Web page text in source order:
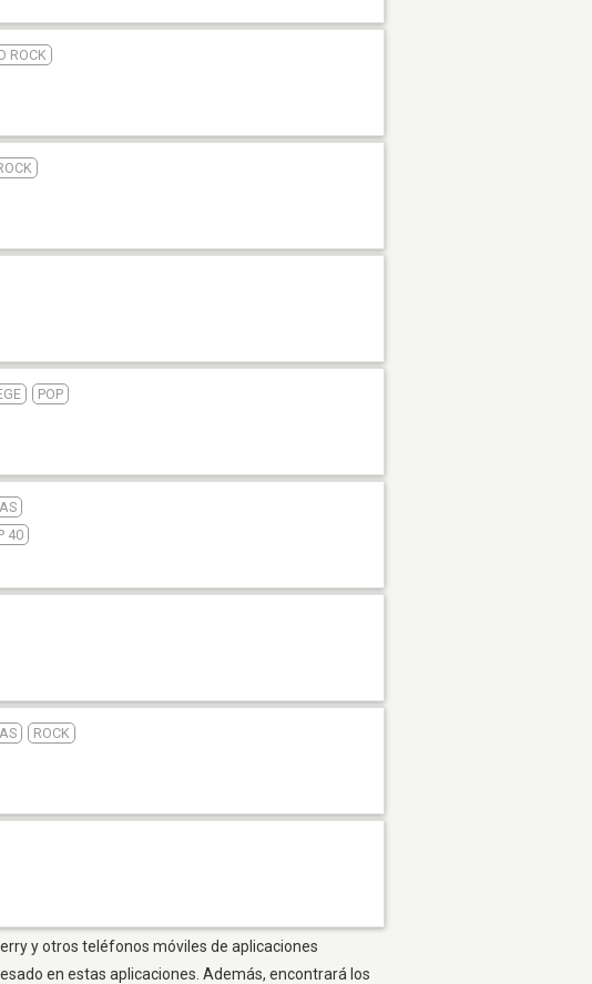
ROCK
POP
40
ROCK
y otros teléfonos móviles de aplicaciones
en estas aplicaciones. Además, encontrará los